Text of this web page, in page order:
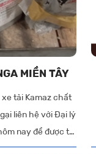
MIỀN TÂY
tải Kamaz chất
liên hệ với Đại lý
nay để được tư